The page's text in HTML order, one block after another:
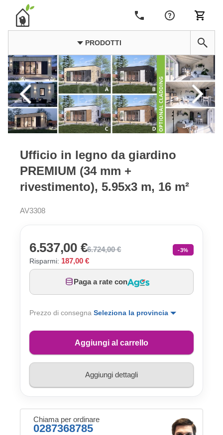
PRODOTTI
Ufficio in legno da giardino
PREMIUM (34 mm +
rivestimento), 5.95x3 m, 16 m²
AV3308
6.537,00 €6.724,00 € -3%
Risparmi: 187,00 €
Paga a rate con
Prezzo di consegna Seleziona la provincia
Aggiungi al carrello
Aggiungi dettagli
Chiama per ordinare
0287368785